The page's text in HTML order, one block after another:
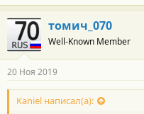
а
г
о
д
а
н
о
с
томич_070
Well-Known Member
20 Ноя 2019
Kaniel написал(а):